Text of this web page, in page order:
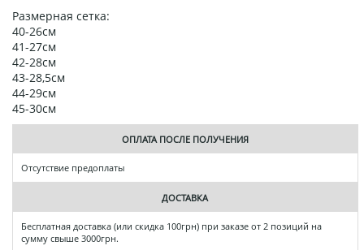
Размерная сетка:
40-26см
41-27см
42-28см
43-28,5см
44-29см
45-30см
ОПЛАТА ПОСЛЕ ПОЛУЧЕНИЯ
Отсутствие предоплаты
ДОСТАВКА
Бесплатная доставка (или скидка 100грн) при заказе от 2 позиций на
сумму свыше 3000грн.